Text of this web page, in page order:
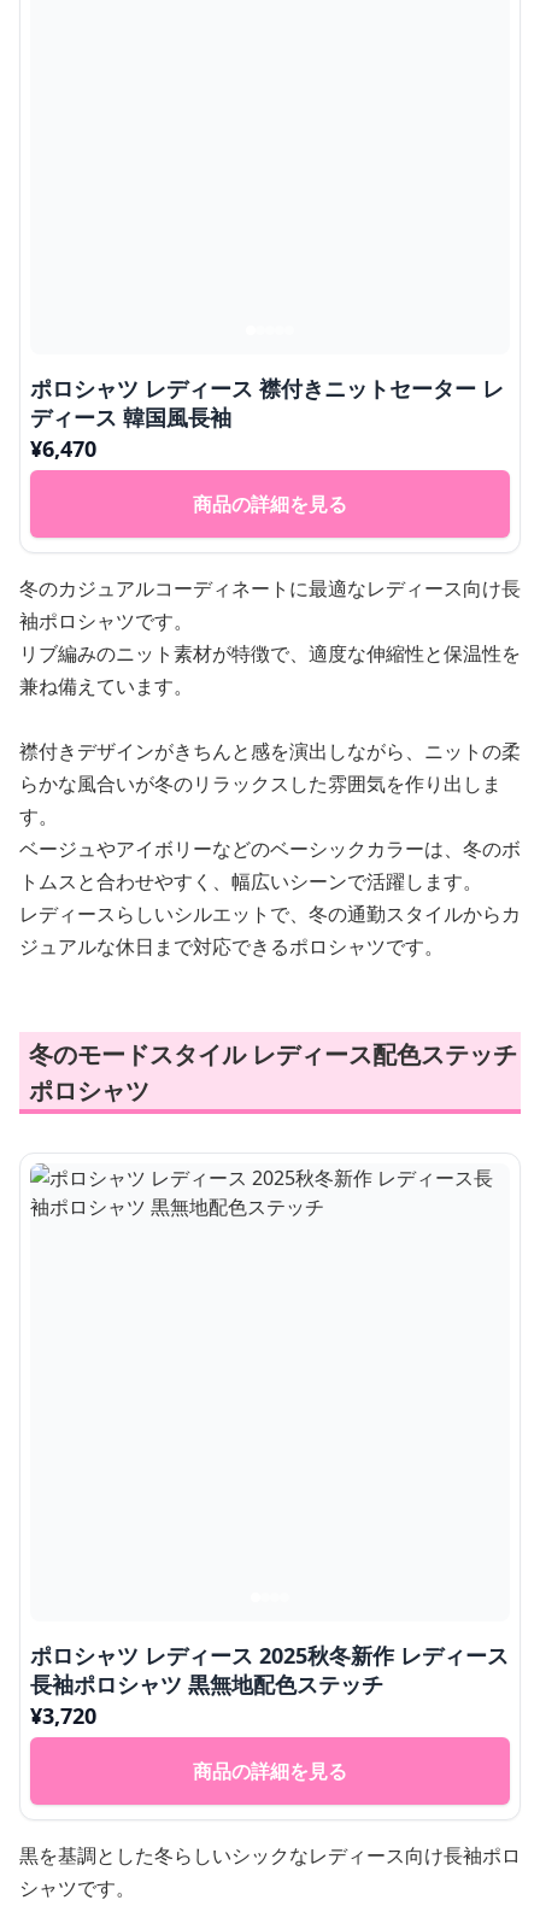
ポロシャツ レディース 襟付きニットセーター レ
ディース 韓国風長袖
¥6,470
商品の詳細を見る
冬のカジュアルコーディネートに最適なレディース向け長
袖ポロシャツです。
リブ編みのニット素材が特徴で、適度な伸縮性と保温性を
兼ね備えています。
襟付きデザインがきちんと感を演出しながら、ニットの柔
らかな風合いが冬のリラックスした雰囲気を作り出しま
す。
ベージュやアイボリーなどのベーシックカラーは、冬のボ
トムスと合わせやすく、幅広いシーンで活躍します。
レディースらしいシルエットで、冬の通勤スタイルからカ
ジュアルな休日まで対応できるポロシャツです。
冬のモードスタイル レディース配色ステッチ
ポロシャツ
ポロシャツ レディース 2025秋冬新作 レディース
長袖ポロシャツ 黒無地配色ステッチ
¥3,720
商品の詳細を見る
黒を基調とした冬らしいシックなレディース向け長袖ポロ
シャツです。